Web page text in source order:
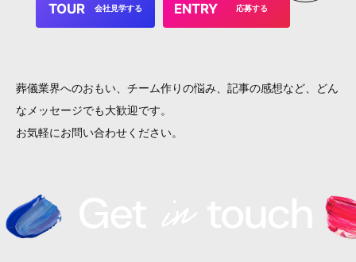
会社見学する
TOUR 応募する
ENTRY
葬儀業界へのおもい、チーム作りの悩み、 記事の感想など、どん
なメッセージでも大歓迎です。
お気軽にお問い合わせください。